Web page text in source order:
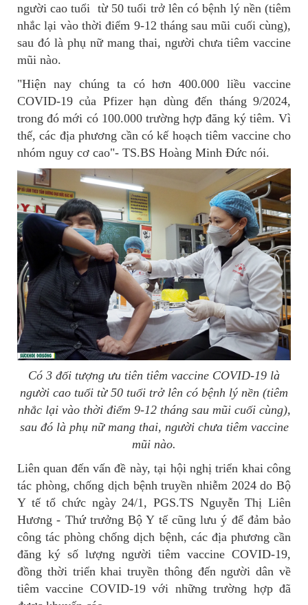
người cao tuổi từ 50 tuổi trở lên có bệnh lý nền (tiêm
nhắc lại vào thời điểm 9-12 tháng sau mũi cuối cùng),
sau đó là phụ nữ mang thai, người chưa tiêm vaccine
mũi nào.
"Hiện nay chúng ta có hơn 400.000 liều vaccine
COVID-19 của Pfizer hạn dùng đến tháng 9/2024,
trong đó mới có 100.000 trường hợp đăng ký tiêm. Vì
thế, các địa phương cần có kế hoạch tiêm vaccine cho
nhóm nguy cơ cao"- TS.BS Hoàng Minh Đức nói.
Có 3 đối tượng ưu tiên tiêm vaccine COVID-19 là
người cao tuổi từ 50 tuổi trở lên có bệnh lý nền (tiêm
nhắc lại vào thời điểm 9-12 tháng sau mũi cuối cùng),
sau đó là phụ nữ mang thai, người chưa tiêm vaccine
mũi nào.
Liên quan đến vấn đề này, tại hội nghị triển khai công
tác phòng, chống dịch bệnh truyền nhiễm 2024 do Bộ
Y tế tổ chức ngày 24/1, PGS.TS Nguyễn Thị Liên
Hương - Thứ trưởng Bộ Y tế cũng lưu ý để đảm bảo
công tác phòng chống dịch bệnh, các địa phương cần
đăng ký số lượng người tiêm vaccine COVID-19,
đồng thời triển khai truyền thông đến người dân về
tiêm vaccine COVID-19 với những trường hợp đã